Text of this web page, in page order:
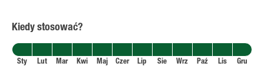
Kiedy stosować?
Sty Lut Mar Kwi Maj Czer Lip Sie Wrz Paź Lis Gru